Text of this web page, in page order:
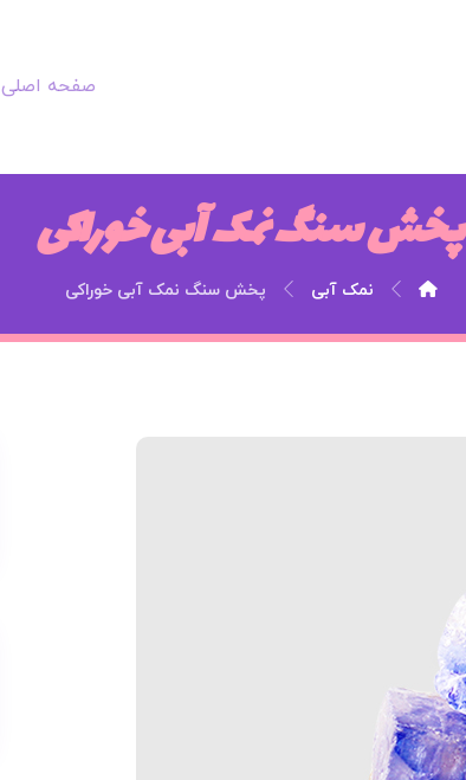
صفحه اصلی
پخش سنگ نمک آبی خوراکی
نمک آبی پخش سنگ نمک آبی خوراکی